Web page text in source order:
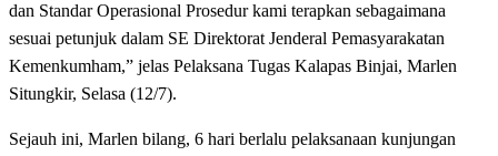
dan Standar Operasional Prosedur kami terapkan sebagaimana
sesuai petunjuk dalam SE Direktorat Jenderal Pemasyarakatan
Kemenkumham,” jelas Pelaksana Tugas Kalapas Binjai, Marlen
Situngkir, Selasa (12/7).
Sejauh ini, Marlen bilang, 6 hari berlalu pelaksanaan kunjungan